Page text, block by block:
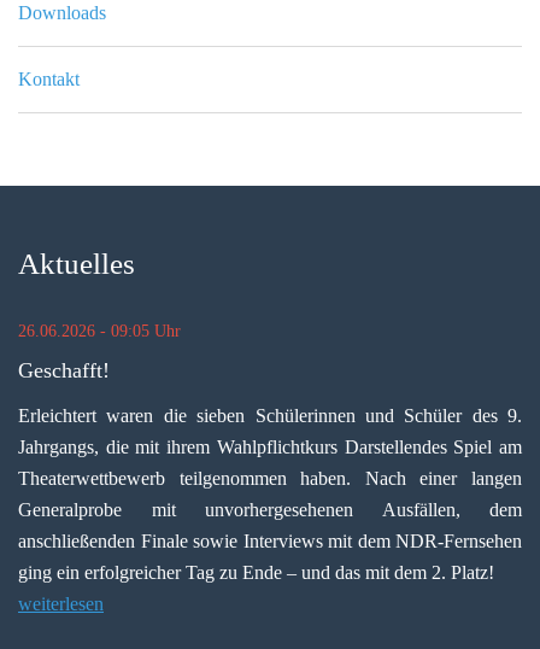
Downloads
Kontakt
Aktuelles
26.06.2026 - 09:05 Uhr
Geschafft!
Erleichtert waren die sieben Schülerinnen und Schüler des 9.
Jahrgangs, die mit ihrem Wahlpflichtkurs Darstellendes Spiel am
Theaterwettbewerb teilgenommen haben. Nach einer langen
Generalprobe mit unvorhergesehenen Ausfällen, dem
anschließenden Finale sowie Interviews mit dem NDR-Fernsehen
ging ein erfolgreicher Tag zu Ende – und das mit dem 2. Platz!
weiterlesen